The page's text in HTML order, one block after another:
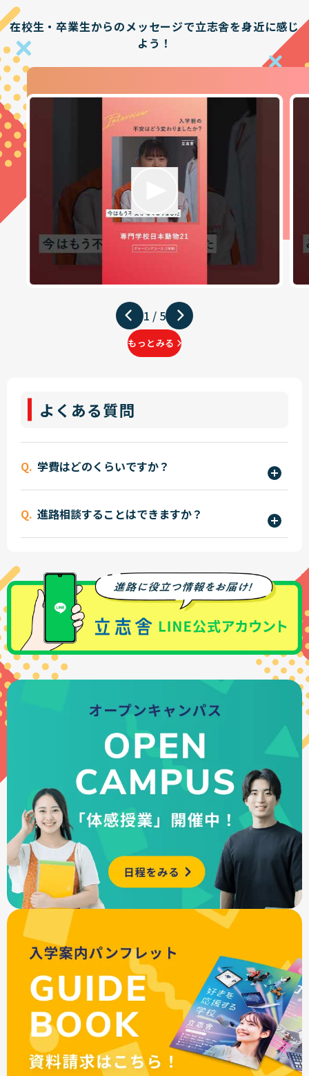
在校生・卒業生からのメッセージで立志舎を身近に感じ
よう！
1 / 5
もっとみる
よくある質問
学費はどのくらいですか？
金・授業料・実習費などを含めた年間費用を明確
にご案内しています。
また、国や公的機関の各種学費支援制度に加えて、
立志舎独自の支援制度もあり、安心して学べる環
境を整えています。
詳しくはこちら
進路相談することはできますか？
・進路相談会
・オンライン進路個別相談会
・会場ガイダンス
など、状況に応じて相談することができます。